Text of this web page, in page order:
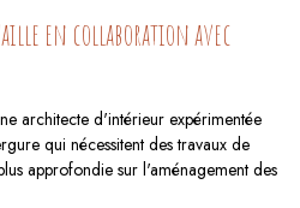
en collaboration avec
architecte d'intérieur expérimentée
qui nécessitent des travaux de
approfondie sur l'aménagement des